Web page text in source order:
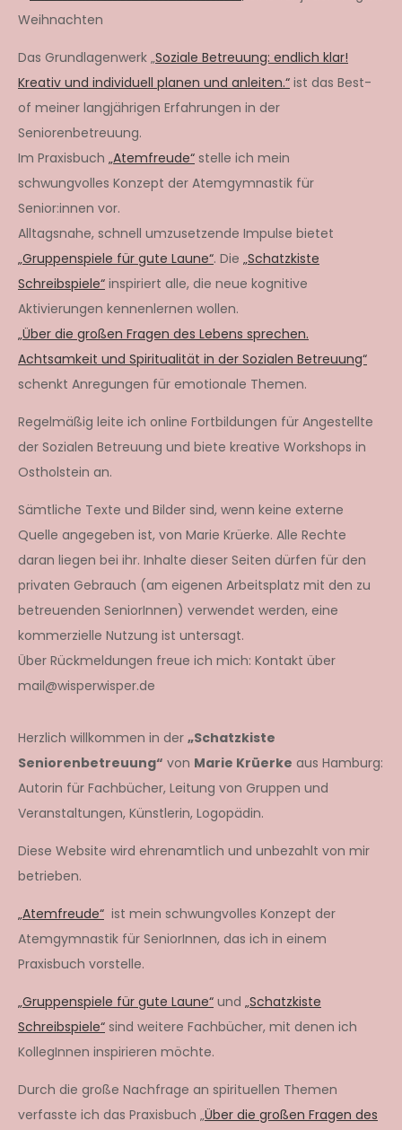
Weihnachten
Das Grundlagenwerk „Soziale Betreuung: endlich klar!
Kreativ und individuell planen und anleiten.“ ist das Best-
of meiner langjährigen Erfahrungen in der
Seniorenbetreuung.
Im Praxisbuch „Atemfreude“ stelle ich mein
schwungvolles Konzept der Atemgymnastik für
Senior:innen vor.
Alltagsnahe, schnell umzusetzende Impulse bietet
„Gruppenspiele für gute Laune“. Die „Schatzkiste
Schreibspiele“ inspiriert alle, die neue kognitive
Aktivierungen kennenlernen wollen.
„Über die großen Fragen des Lebens sprechen.
Achtsamkeit und Spiritualität in der Sozialen Betreuung“
schenkt Anregungen für emotionale Themen.
Regelmäßig leite ich online Fortbildungen für Angestellte
der Sozialen Betreuung und biete kreative Workshops in
Ostholstein an.
Sämtliche Texte und Bilder sind, wenn keine externe
Quelle angegeben ist, von Marie Krüerke. Alle Rechte
daran liegen bei ihr. Inhalte dieser Seiten dürfen für den
privaten Gebrauch (am eigenen Arbeitsplatz mit den zu
betreuenden SeniorInnen) verwendet werden, eine
kommerzielle Nutzung ist untersagt.
Über Rückmeldungen freue ich mich: Kontakt über
mail@wisperwisper.de
Herzlich willkommen in der „Schatzkiste
Seniorenbetreuung“ von Marie Krüerke aus Hamburg:
Autorin für Fachbücher, Leitung von Gruppen und
Veranstaltungen, Künstlerin, Logopädin.
Diese Website wird ehrenamtlich und unbezahlt von mir
betrieben.
„Atemfreude“ ist mein schwungvolles Konzept der
Atemgymnastik für SeniorInnen, das ich in einem
Praxisbuch vorstelle.
„Gruppenspiele für gute Laune“ und „Schatzkiste
Schreibspiele“ sind weitere Fachbücher, mit denen ich
KollegInnen inspirieren möchte.
Durch die große Nachfrage an spirituellen Themen
verfasste ich das Praxisbuch „Über die großen Fragen des